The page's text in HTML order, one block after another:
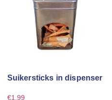
Suikersticks in dispenser
€1.99